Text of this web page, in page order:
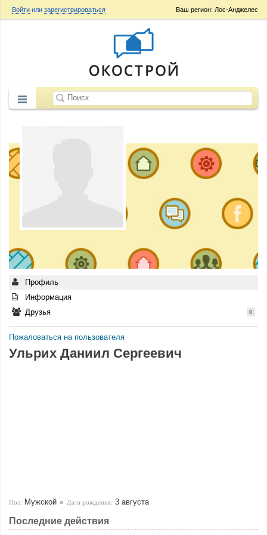
Ваш регион: Лос-Анджелес
Войти или зарегистрироваться
Профиль
Информация
Друзья
0
Пожаловаться на пользователя
Ульрих Даниил Сергеевич
Пол: Мужской Дата рождения: 3 августа
Последние действия